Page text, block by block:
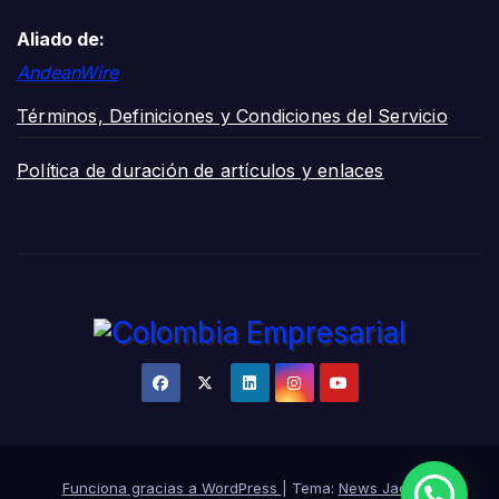
Aliado de:
AndeanWire
Términos, Definiciones y Condiciones del Servicio
Política de duración de artículos y enlaces
Funciona gracias a WordPress Tema: News Jackde